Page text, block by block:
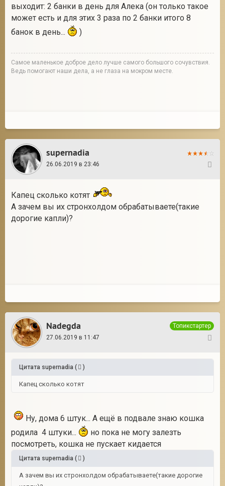
выходит: 2 банки в день для Алека (он только такое
может есть и для этих 3 раза по 2 банки итого 8
банок в день...
)
Cамое маленькое доброе дело лучше самого большого сочувствия.
Ведь помогают наши дела, а не глаза на мокром месте.
supernadia
26.06.2019 в 23:46
Капец сколько котят
А зачем вы их стронхолдом обрабатываете(такие
дорогие капли)?
Nadegda
Топикстартер
27.06.2019 в 11:47
Цитата supernadia ( )
Капец сколько котят
Ну, дома 6 штук... А ещё в подвале знаю кошка
родила 4 штуки...
но пока не могу залезть
посмотреть, кошка не пускает кидается
Цитата supernadia ( )
А зачем вы их стронхолдом обрабатываете(такие дорогие